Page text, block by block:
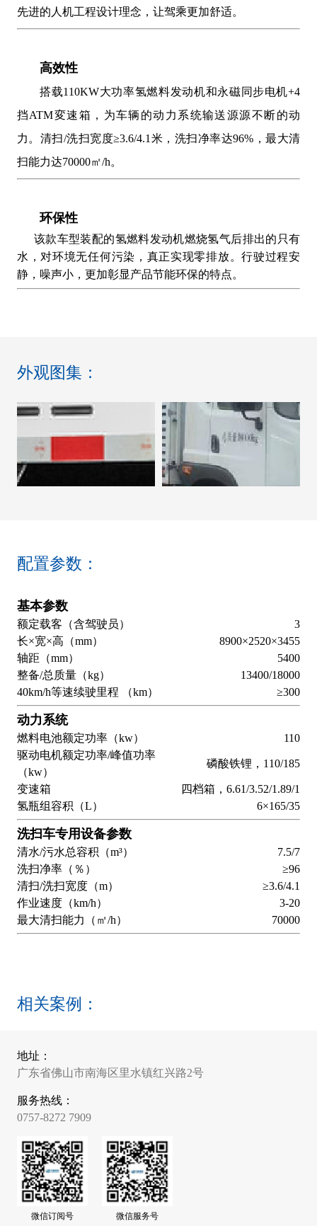
先进的人机工程设计理念，让驾乘更加舒适。
高效性
搭载110KW大功率氢燃料发动机和永磁同步电机+4
挡ATM変速箱，为车辆的动力系统输送源源不断的动
力。清扫/洗扫宽度≥3.6/4.1米，洗扫净率达96%，最大清
扫能力达70000㎡/h。
环保性
该款车型装配的氢燃料发动机燃烧氢气后排出的只有
水，对环境无任何污染，真正实现零排放。行驶过程安
静，噪声小，更加彰显产品节能环保的特点。
外观图集：
配置参数：
基本参数
额定载客（含驾驶员）
3
长×宽×高（mm）
8900×2520×3455
轴距（mm）
5400
整备/总质量（kg）
13400/18000
40km/h等速续驶里程 （km）
≥300
动力系统
燃料电池额定功率（kw）
110
驱动电机额定功率/峰值功率
（kw）
磷酸铁锂，110/185
变速箱
四档箱，6.61/3.52/1.89/1
氢瓶组容积（L）
6×165/35
洗扫车专用设备参数
清水/污水总容积（m³）
7.5/7
洗扫净率（％）
≥96
清扫/洗扫宽度（m）
≥3.6/4.1
作业速度（km/h）
3-20
最大清扫能力（㎡/h）
70000
相关案例：
地址：
广东省佛山市南海区里水镇红兴路2号
服务热线：
0757-8272 7909
微信订阅号 微信服务号